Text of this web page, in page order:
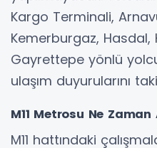
Kargo Terminali,
Kemerburgaz, Hasdal,
Gayrettepe yönlü
ulaşım duyurularını
M11 Metrosu Ne Zaman
M11 hattındaki